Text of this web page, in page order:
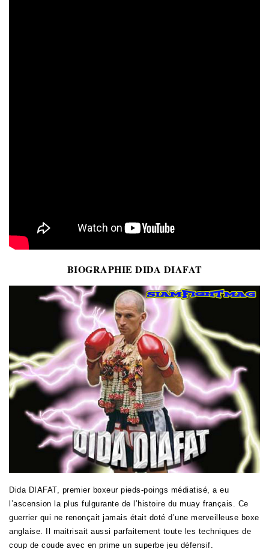
BIOGRAPHIE DIDA DIAFAT
Dida DIAFAT, premier boxeur pieds-poings médiatisé, a eu
l’ascension la plus fulgurante de l’histoire du muay français. Ce
guerrier qui ne renonçait jamais était doté d’une merveilleuse boxe
anglaise. Il maitrisait aussi parfaitement toute les techniques de
coup de coude avec en prime un superbe jeu défensif.